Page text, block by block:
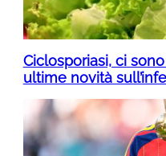
Ciclosporiasi, ci
ultime novità